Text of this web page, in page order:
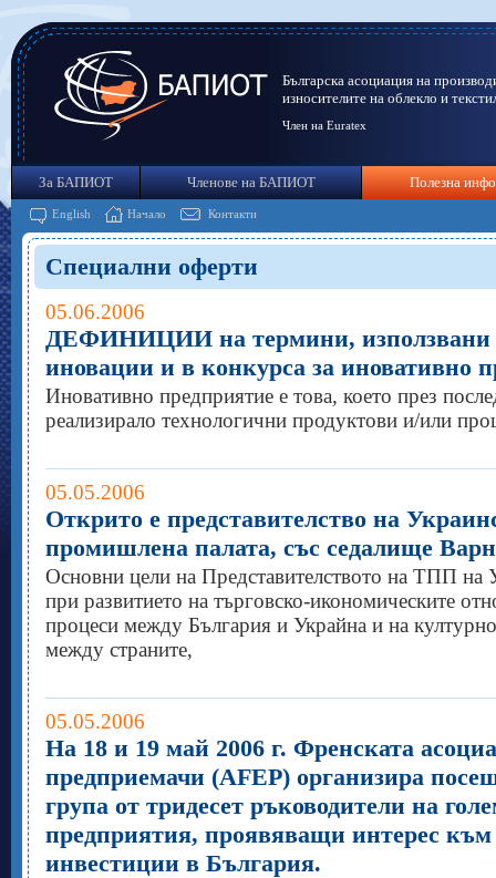
Българска асоциация на
износителите на облекло и
Член на Euratex
За БАПИОТ Членове на БАПИОТ Полезна
English Начало Контакти
Специални оферти
05.06.2006
ДЕФИНИЦИИ на термини, използвани
иновации и в конкурса за иновативно
Иновативно предприятие е това, което през
реализирало технологични продуктови и/или
05.05.2006
Открито е представителство на
промишлена палата, със седалище
Основни цели на Представителството на ТПП на
при развитието на търговско-икономическите
процеси между България и Украйна и на
между страните,
05.05.2006
На 18 и 19 май 2006 г. Френската
предприемачи (AFEP) организира
група от тридесет ръководители на
предприятия, проявяващи интерес към
инвестиции в България.